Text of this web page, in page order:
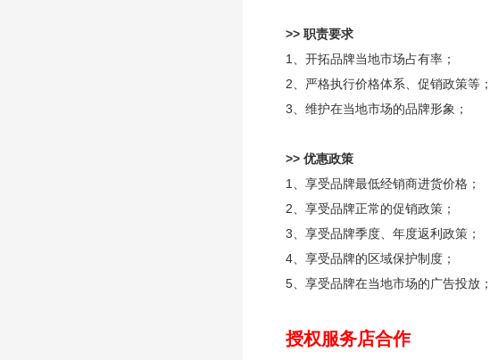
>> 职责要求
1、开拓品牌当地市场占有率；
2、严格执行价格体系、促销政策等；
3、维护在当地市场的品牌形象；
>> 优惠政策
1、享受品牌最低经销商进货价格；
2、享受品牌正常的促销政策；
3、享受品牌季度、年度返利政策；
4、享受品牌的区域保护制度；
5、享受品牌在当地市场的广告投放；
授权服务店合作